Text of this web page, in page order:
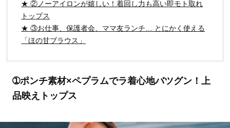
★ ②ノーアイロンが嬉しい！着回し力も高い即モト取れ
トップス
★ ③お仕事、保護者会、ママ友ランチ… とにかく使える
「ほの甘ブラウス」
➀ポンチ素材×ペプラムでラ着心地バツグン！上
品映えトップス